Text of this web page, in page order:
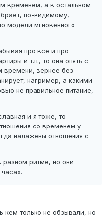
временем, а в остальном
по-видимому,
модели мгновенного
про все и про
и т.п., то она опять с
времени, вернее без
например, а какими
не правильное питание,
и я тоже, то
со временем у
налажены отношения с
разном ритме, но они
только не обзывали, но